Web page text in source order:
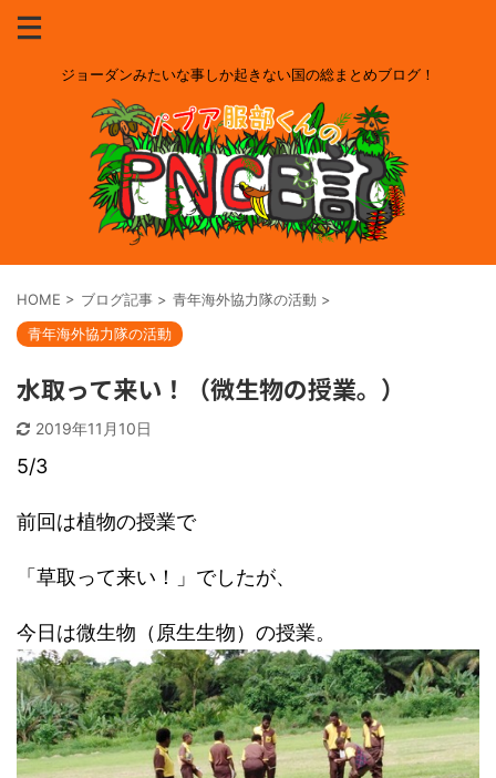
ジョーダンみたいな事しか起きない国の総まとめブログ！
HOME > ブログ記事 > 青年海外協力隊の活動 >
青年海外協力隊の活動
水取って来い！（微生物の授業。）
2019年11月10日
5/3
前回は植物の授業で
「草取って来い！」でしたが、
今日は微生物（原生生物）の授業。